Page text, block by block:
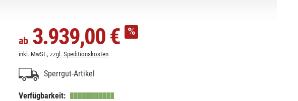
ab3.939,00 €
inkl. MwSt., zzgl. Speditionskosten
Sperrgut-Artikel
Verfügbarkeit: